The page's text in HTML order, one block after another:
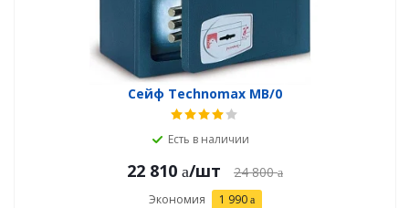
Сейф Technomax MB/0
Есть в наличии
22 810 /шт 24 800
Экономия 1 990